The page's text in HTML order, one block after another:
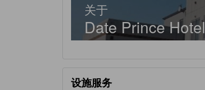
关于
Date Prince Hotel
设施服务